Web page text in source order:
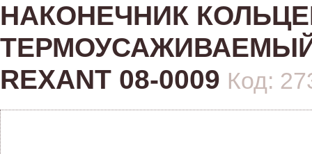
НАКОНЕЧНИК
ТЕРМОУСАЖИВАЕМЫЙ
REXANT 08-0009 Код: